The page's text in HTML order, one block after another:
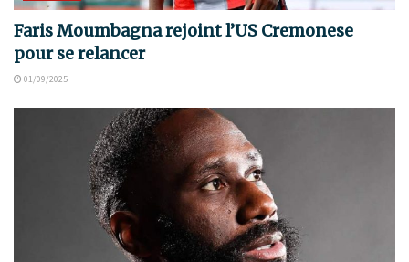
Faris Moumbagna rejoint l’US Cremonese
pour se relancer
01/09/2025